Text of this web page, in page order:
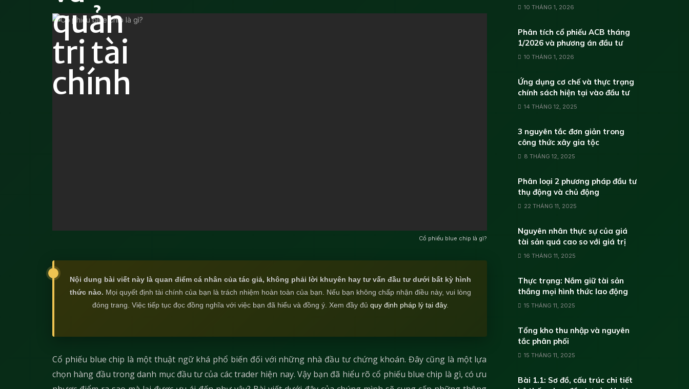
Cổ phiếu blue chip là gì?
Nội dung bài viết này là quan điểm cá nhân của tác giả, không phải lời khuyên hay tư vấn đầu tư dưới bất kỳ hình
thức nào. Mọi quyết định tài chính của bạn là trách nhiệm hoàn toàn của bạn. Nếu bạn không chấp nhận điều này, vui lòng
đóng trang. Việc tiếp tục đọc đồng nghĩa với việc bạn đã hiểu và đồng ý. Xem đầy đủquy định pháp lý tại đây.
Cổ phiếu blue chip là một thuật ngữ khá phổ biến đối với những nhà đầu tư chứng khoán. Đây cũng là một lựa
chọn hàng đầu trong danh mục đầu tư của các trader hiện nay. Vậy bạn đã hiểu rõ cổ phiếu blue chip là gì, có ưu
10 THÁNG 1, 2026
Phân tích cổ phiếu ACB tháng
1/2026 và phương án đầu tư
10 THÁNG 1, 2026
Ứng dụng cơ chế và thực trạng
chính sách hiện tại vào đầu tư
14 THÁNG 12, 2025
3 nguyên tắc đơn giản trong
công thức xây gia tộc
8 THÁNG 12, 2025
Phân loại 2 phương pháp đầu tư
thụ động và chủ động
22 THÁNG 11, 2025
Nguyên nhân thực sự của giá
tài sản quá cao so với giá trị
16 THÁNG 11, 2025
Thực trạng: Nắm giữ tài sản
thắng mọi hình thức lao động
15 THÁNG 11, 2025
Tổng kho thu nhập và nguyên
tắc phân phối
15 THÁNG 11, 2025
Bài 1.1: Sơ đồ, cấu trúc chi tiết